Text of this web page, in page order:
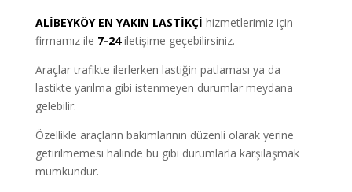
ALİBEYKÖY EN YAKIN LASTİKÇİ hizmetlerimiz için
firmamız ile 7-24iletişime geçebilirsiniz.
Araçlar trafikte ilerlerken lastiğin patlaması ya da
lastikte yarılma gibi istenmeyen durumlar meydana
gelebilir.
Özellikle araçların bakımlarının düzenli olarak yerine
getirilmemesi halinde bu gibi durumlarla karşılaşmak
mümkündür.